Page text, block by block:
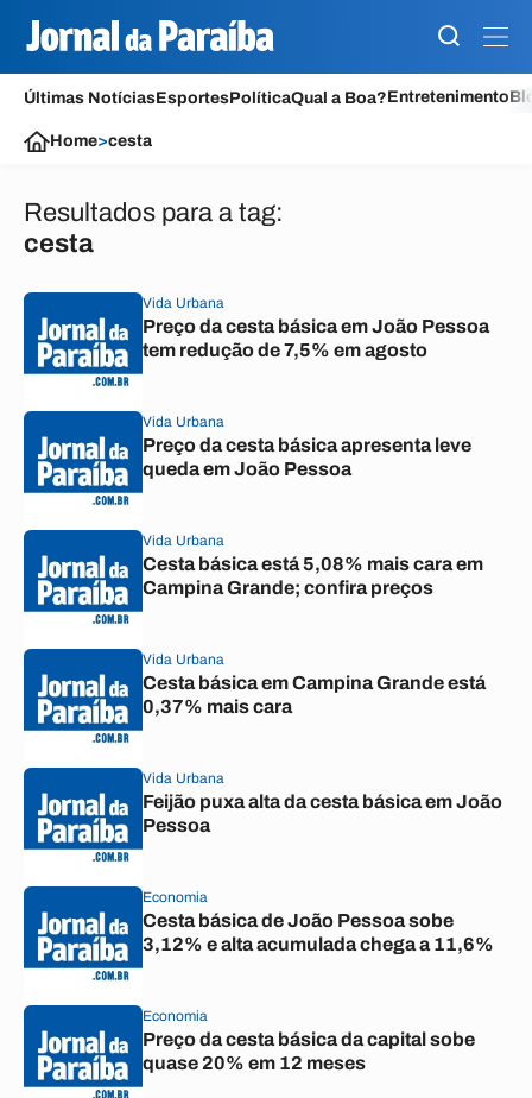
Últimas NotíciasEsportesPolíticaQual a Boa?Entretenimento
Home>cesta
Resultados para a tag:
cesta
Vida Urbana
Preço da cesta básica em João Pessoa
tem redução de 7,5% em agosto
Vida Urbana
Preço da cesta básica apresenta leve
queda em João Pessoa
Vida Urbana
Cesta básica está 5,08% mais cara em
Campina Grande; confira preços
Vida Urbana
Cesta básica em Campina Grande está
0,37% mais cara
Vida Urbana
Feijão puxa alta da cesta básica em João
Pessoa
Economia
Cesta básica de João Pessoa sobe
3,12% e alta acumulada chega a 11,6%
Economia
Preço da cesta básica da capital sobe
quase 20% em 12 meses